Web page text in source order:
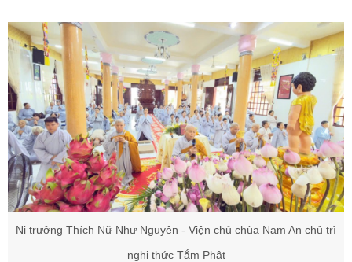
Ni trưởng Thích Nữ Như Nguyên - Viện chủ chùa Nam An chủ trì
nghi thức Tắm Phật